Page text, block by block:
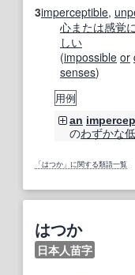
3imperceptible,
心または感覚
しい
(impossible or
senses)
用例
an
のわずかな
「はつか」に関する類語一覧
はつか
日本人苗字